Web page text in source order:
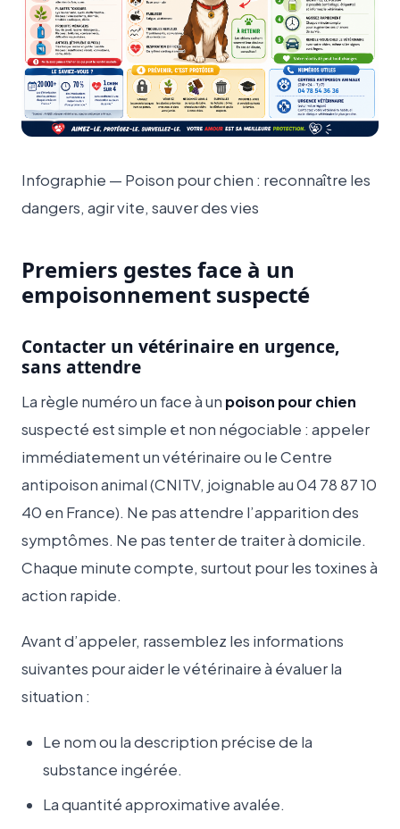
Infographie — Poison pour chien : reconnaître les
dangers, agir vite, sauver des vies
Premiers gestes face à un
empoisonnement suspecté
Contacter un vétérinaire en urgence,
sans attendre
La règle numéro un face à un poison pour chien
suspecté est simple et non négociable : appeler
immédiatement un vétérinaire ou le Centre
antipoison animal (CNITV, joignable au 04 78 87 10
40 en France). Ne pas attendre l’apparition des
symptômes. Ne pas tenter de traiter à domicile.
Chaque minute compte, surtout pour les toxines à
action rapide.
Avant d’appeler, rassemblez les informations
suivantes pour aider le vétérinaire à évaluer la
situation :
Le nom ou la description précise de la
substance ingérée.
La quantité approximative avalée.